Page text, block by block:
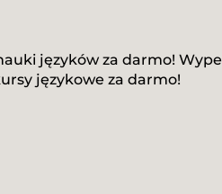
języków za darmo!
językowe za darmo!